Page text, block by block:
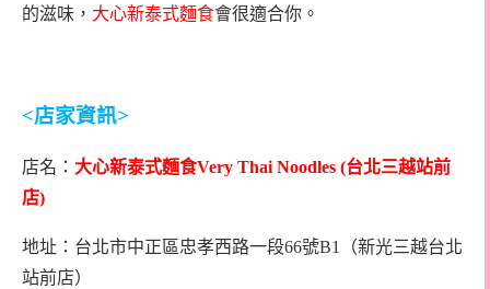
的滋味， 大心新泰式麵食會很適合你。
<店家資訊>
店名： 大心新泰式麵食Very Thai Noodles (台北三越站前
店)
地址：台北市中正區忠孝西路一段66號B1（新光三越台北
站前店）